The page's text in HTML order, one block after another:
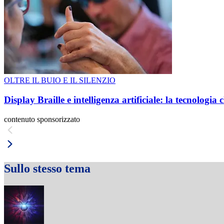
OLTRE IL BUIO E IL SILENZIO
Display Braille e intelligenza artificiale: la tecnologia
contenuto sponsorizzato
Sullo stesso tema